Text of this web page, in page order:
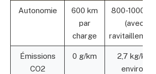
Autonomie
600 km
par
charge
800-1000 km
(avec
ravitaillement)
Émissions
CO2
0 g/km
2,7 kg/km
environ